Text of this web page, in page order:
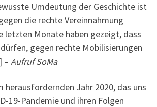
Umdeutung der Geschichte ist
die rechte Vereinnahmung
letzten Monate haben gezeigt, dass
gegen rechte Mobilisierungen
– Aufruf SoMa
herausfordernden Jahr 2020, das uns
19-Pandemie und ihren Folgen